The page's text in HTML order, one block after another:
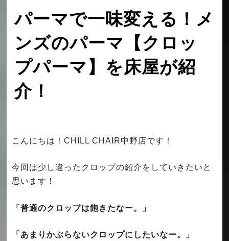
パーマで一味変える！メ
ンズのパーマ【クロッ
プパーマ】を床屋が紹
介！
こんにちは！CHILL CHAIR中野店です！
今回は少し違ったクロップの紹介をしていきたいと
思います！
「普通のクロップは飽きたなー。」
「あまりかぶらないクロップにしたいなー。」